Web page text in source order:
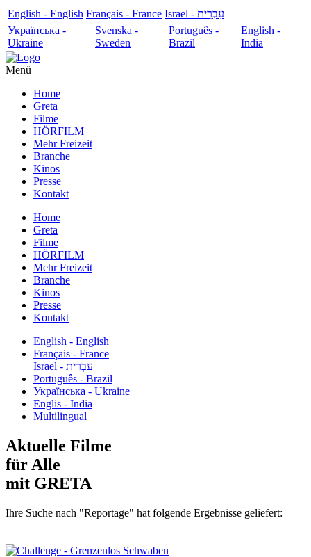
English - English Français - France
עִבְרִית - Israel
Українська -
Ukraine
Svenska -
Sweden
Português -
Brazil
English -
India
Menü
Home
Greta
Filme
HÖRFILM
Mehr Freizeit
Branche
Kinos
Presse
Kontakt
Home
Greta
Filme
HÖRFILM
Mehr Freizeit
Branche
Kinos
Presse
Kontakt
English - English
Français - France
עִבְרִית - Israel
Português - Brazil
Українська - Ukraine
Englis - India
Multilingual
Aktuelle Filme
für Alle
mit GRETA
Ihre Suche nach "Reportage" hat folgende Ergebnisse geliefert: